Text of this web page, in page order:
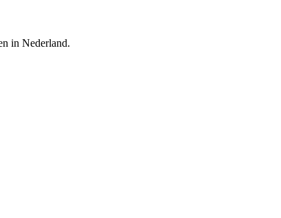
in Nederland.